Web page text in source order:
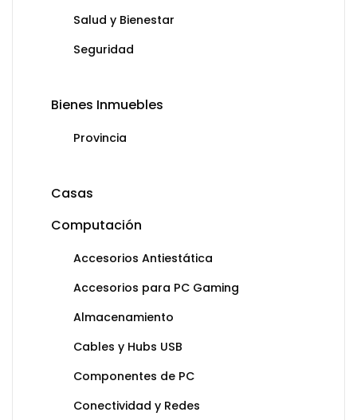
Salud y Bienestar
Seguridad
Bienes Inmuebles
Provincia
Casas
Computación
Accesorios Antiestática
Accesorios para PC Gaming
Almacenamiento
Cables y Hubs USB
Componentes de PC
Conectividad y Redes